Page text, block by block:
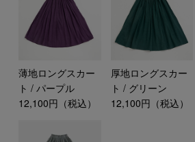
薄地ロングスカー
ト / パープル
12,100円（税込）
厚地ロングスカー
ト / グリーン
12,100円（税込）